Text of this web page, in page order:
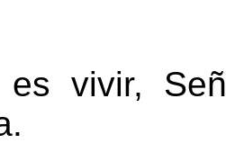
vivir,